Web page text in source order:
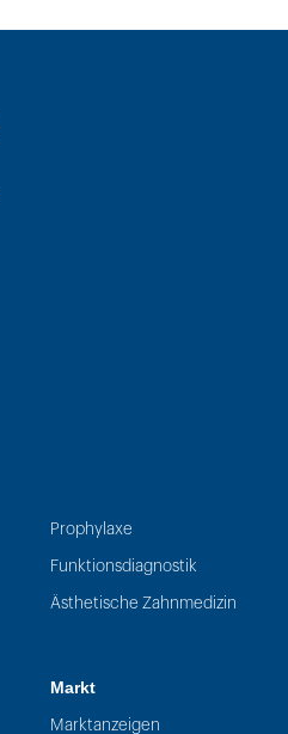
Prophylaxe
Funktionsdiagnostik
Ästhetische Zahnmedizin
Markt
Marktanzeigen